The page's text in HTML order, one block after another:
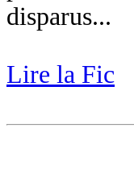
disparus...
Lire la Fic